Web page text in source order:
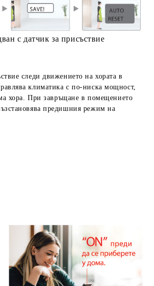
с датчик за присъствие
следи движението на хората в
климатика с по-ниска мощност,
хора. При завръщане в помещението
предишния режим на